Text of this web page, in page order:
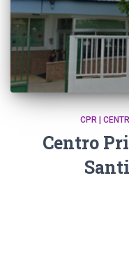
CPR |
Centro